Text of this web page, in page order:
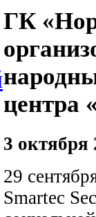
ГК
центра
3 октября
29
Smartec